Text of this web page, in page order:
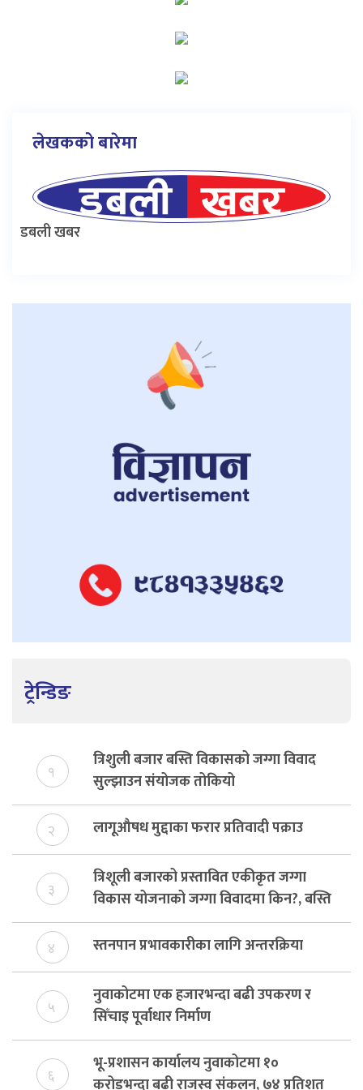
लेखकको बारेमा
डबली खबर
ट्रेन्डिङ
१
त्रिशुली बजार बस्ति विकासको जग्गा विवाद
सुल्झाउन संयोजक तोकियो
२ लागूऔषध मुद्दाका फरार प्रतिवादी पक्राउ
३
त्रिशूली बजारको प्रस्तावित एकीकृत जग्गा
विकास योजनाको जग्गा विवादमा किन?, बस्ति
विकास दर्ता नभए समिति विघटन हुने
४ स्तनपान प्रभावकारीका लागि अन्तरक्रिया
५
नुवाकोटमा एक हजारभन्दा बढी उपकरण र
सिँचाइ पूर्वाधार निर्माण
६
भू-प्रशासन कार्यालय नुवाकोटमा १०